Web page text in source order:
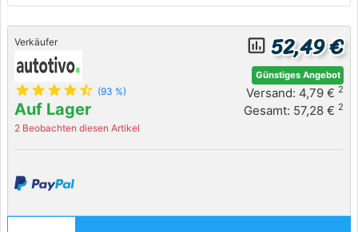
Verkäufer
star star star star star_half (93 %)
Auf Lager
2 Beobachten diesen Artikel
insert_chart_outlined 52,49 €
Günstiges Angebot
Versand: 4,79 € 2
Gesamt: 57,28 € 2